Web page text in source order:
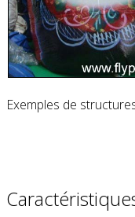
Exemples de